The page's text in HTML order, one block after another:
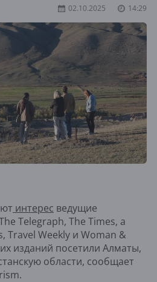
02.10.2025 14:29
интерес ведущие
Telegraph, The Times, а
Travel Weekly и Woman &
изданий посетили Алматы,
области, сообщает